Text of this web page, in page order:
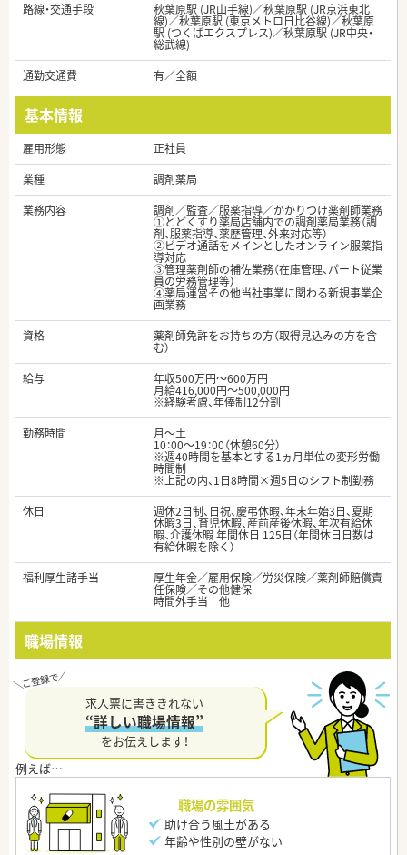
路線・交通手段 秋葉原駅 (JR山手線)／秋葉原駅 (JR京浜東北
線)／秋葉原駅 (東京メトロ日比谷線)／秋葉原
駅 (つくばエクスプレス)／秋葉原駅 (JR中央・
総武線)
通勤交通費
有／全額
基本情報
雇用形態
正社員
業種
調剤薬局
業務内容
調剤／監査／服薬指導／かかりつけ薬剤師業務
①とどくすり薬局店舗内での調剤薬局業務（調
剤、服薬指導、薬歴管理、外来対応等）
②ビデオ通話をメインとしたオンライン服薬指
導対応
③管理薬剤師の補佐業務（在庫管理、パート従業
員の労務管理等）
④薬局運営その他当社事業に関わる新規事業企
画業務
資格
薬剤師免許をお持ちの方（取得見込みの方を含
む）
給与
年収500万円～600万円
月給416,000円～500,000円
※経験考慮、年俸制12分割
勤務時間
月～土
10：00～19：00（休憩60分）
※週40時間を基本とする1ヵ月単位の変形労働
時間制
※上記の内、1日8時間×週5日のシフト制勤務
休日
週休2日制、日祝、慶弔休暇、年末年始3日、夏期
休暇3日、育児休暇、産前産後休暇、年次有給休
暇、介護休暇 年間休日 125日（年間休日日数は
有給休暇を除く）
福利厚生諸手当
厚生年金／雇用保険／労災保険／薬剤師賠償責
任保険／その他健保
時間外手当 他
職場情報
求人票に書ききれない
“詳しい職場情報”
をお伝えします！
職場の雰囲気
助け合う風土がある
年齢や性別の壁がない